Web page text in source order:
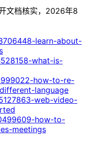
文档核实，2026年8
learn-about-
what-is-
how-to-re-
language
web-video-
how-to-
meetings